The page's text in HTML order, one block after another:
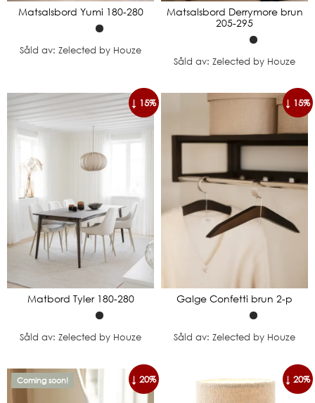
Matsalsbord Yumi 180-280
Såld av: Zelected by Houze
Matsalsbord Derrymore brun
205-295
Såld av: Zelected by Houze
↓ 15%
Matbord Tyler 180-280
Såld av: Zelected by Houze
↓ 15%
Galge Confetti brun 2-p
Såld av: Zelected by Houze
Coming soon! ↓ 20% ↓ 20%